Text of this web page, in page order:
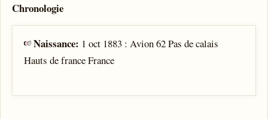
Chronologie
Naissance: 1 oct 1883 : Avion 62 Pas de calais
Hauts de france France